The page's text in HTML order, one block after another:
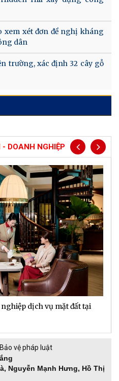
xem xét đơn đề nghị kháng
dân
trường, xác định 32 cây gỗ
DOANH NGHIỆP
dịch vụ mặt đất tại
vệ pháp luật
Nguyễn Mạnh Hưng, Hồ Thị